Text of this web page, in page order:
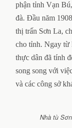
phận tỉnh Vạn
đà. Đầu năm
thị trấn Sơn La,
cho tỉnh. Ngay từ
thực dân đã tính
song song với
và các công sở
Nhà tù